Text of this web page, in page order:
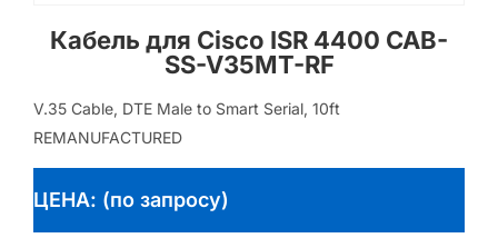
Кабель для Cisco ISR 4400 CAB-
SS-V35MT-RF
V.35 Cable, DTE Male to Smart Serial, 10ft
REMANUFACTURED
ЦЕНА: (по запросу)